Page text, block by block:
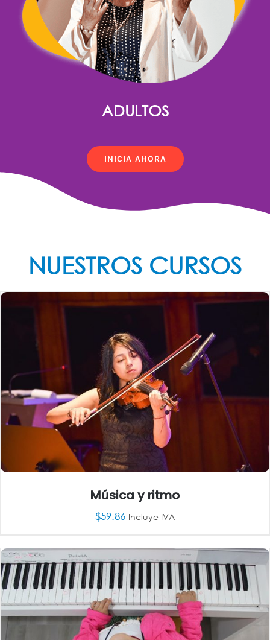
ADULTOS
INICIA AHORA
NUESTROS CURSOS
AÑADIR AL CARRITO / DETALLES
Música y ritmo
$59.86 Incluye IVA